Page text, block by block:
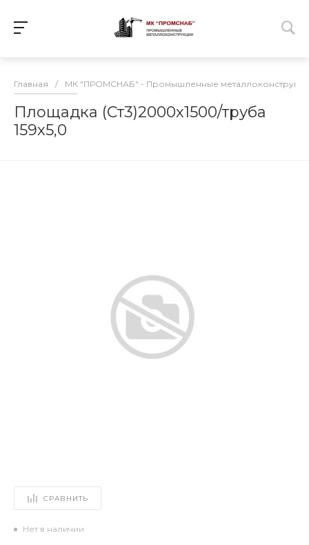
Главная / МК "ПРОМСНАБ" - Промышленные
Площадка (Ст3)2000х1500/труба
159х5,0
СРАВНИТЬ
Нет в наличии